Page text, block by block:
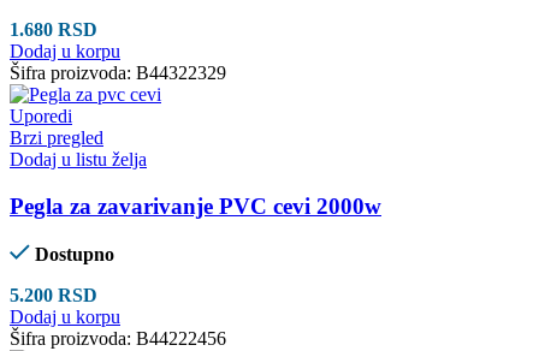
1.680 RSD
Dodaj u korpu
Šifra proizvoda: B44322329
Uporedi
Brzi pregled
Dodaj u listu želja
Pegla za zavarivanje PVC cevi 2000w
Dostupno
5.200 RSD
Dodaj u korpu
Šifra proizvoda: B44222456